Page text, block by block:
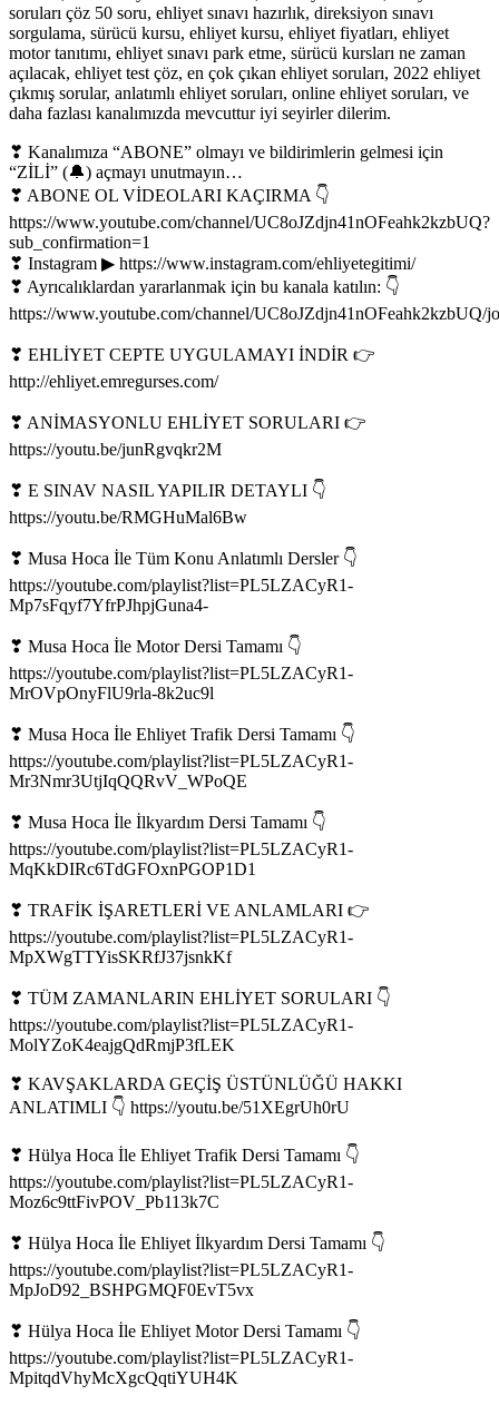
soruları çöz 50 soru, ehliyet sınavı hazırlık, direksiyon sınavı
sorgulama, sürücü kursu, ehliyet kursu, ehliyet fiyatları, ehliyet
motor tanıtımı, ehliyet sınavı park etme, sürücü kursları ne zaman
açılacak, ehliyet test çöz, en çok çıkan ehliyet soruları, 2022 ehliyet
çıkmış sorular, anlatımlı ehliyet soruları, online ehliyet soruları, ve
daha fazlası kanalımızda mevcuttur iyi seyirler dilerim.
❣ Kanalımıza “ABONE” olmayı ve bildirimlerin gelmesi için
“ZİLİ” (🔔) açmayı unutmayın…
❣ ABONE OL VİDEOLARI KAÇIRMA 👇
https://www.youtube.com/channel/UC8oJZdjn41nOFeahk2kzbUQ?
sub_confirmation=1
❣ Instagram ▶ https://www.instagram.com/ehliyetegitimi/
❣ Ayrıcalıklardan yararlanmak için bu kanala katılın: 👇
https://www.youtube.com/channel/UC8oJZdjn41nOFeahk2kzbUQ/
❣ EHLİYET CEPTE UYGULAMAYI İNDİR 👉
http://ehliyet.emregurses.com/
❣ ANİMASYONLU EHLİYET SORULARI 👉
https://youtu.be/junRgvqkr2M
❣ E SINAV NASIL YAPILIR DETAYLI 👇
https://youtu.be/RMGHuMal6Bw
❣ Musa Hoca İle Tüm Konu Anlatımlı Dersler 👇
https://youtube.com/playlist?list=PL5LZACyR1-
Mp7sFqyf7YfrPJhpjGuna4-
❣ Musa Hoca İle Motor Dersi Tamamı 👇
https://youtube.com/playlist?list=PL5LZACyR1-
MrOVpOnyFlU9rla-8k2uc9l
❣ Musa Hoca İle Ehliyet Trafik Dersi Tamamı 👇
https://youtube.com/playlist?list=PL5LZACyR1-
Mr3Nmr3UtjIqQQRvV_WPoQE
❣ Musa Hoca İle İlkyardım Dersi Tamamı 👇
https://youtube.com/playlist?list=PL5LZACyR1-
MqKkDIRc6TdGFOxnPGOP1D1
❣ TRAFİK İŞARETLERİ VE ANLAMLARI 👉
https://youtube.com/playlist?list=PL5LZACyR1-
MpXWgTTYisSKRfJ37jsnkKf
❣ TÜM ZAMANLARIN EHLİYET SORULARI 👇
https://youtube.com/playlist?list=PL5LZACyR1-
MolYZoK4eajgQdRmjP3fLEK
❣ KAVŞAKLARDA GEÇİŞ ÜSTÜNLÜĞÜ HAKKI
ANLATIMLI 👇 https://youtu.be/51XEgrUh0rU
❣ Hülya Hoca İle Ehliyet Trafik Dersi Tamamı 👇
https://youtube.com/playlist?list=PL5LZACyR1-
Moz6c9ttFivPOV_Pb113k7C
❣ Hülya Hoca İle Ehliyet İlkyardım Dersi Tamamı 👇
https://youtube.com/playlist?list=PL5LZACyR1-
MpJoD92_BSHPGMQF0EvT5vx
❣ Hülya Hoca İle Ehliyet Motor Dersi Tamamı 👇
https://youtube.com/playlist?list=PL5LZACyR1-
MpitqdVhyMcXgcQqtiYUH4K